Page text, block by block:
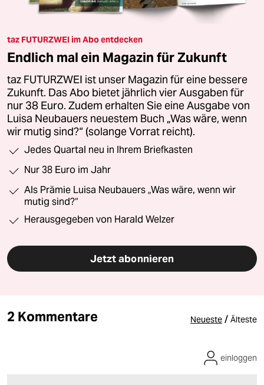
taz FUTURZWEI im Abo entdecken
Endlich mal ein Magazin für Zukunft
taz FUTURZWEI ist unser Magazin für eine bessere
Zukunft. Das Abo bietet jährlich vier Ausgaben für
nur 38 Euro. Zudem erhalten Sie eine Ausgabe von
Luisa Neubauers neuestem Buch „Was wäre, wenn
wir mutig sind?“ (solange Vorrat reicht).
Jedes Quartal neu in Ihrem Briefkasten
Nur 38 Euro im Jahr
Als Prämie Luisa Neubauers „Was wäre, wenn wir
mutig sind?“
Herausgegeben von Harald Welzer
Jetzt abonnieren
2 Kommentare Neueste / Älteste
einloggen